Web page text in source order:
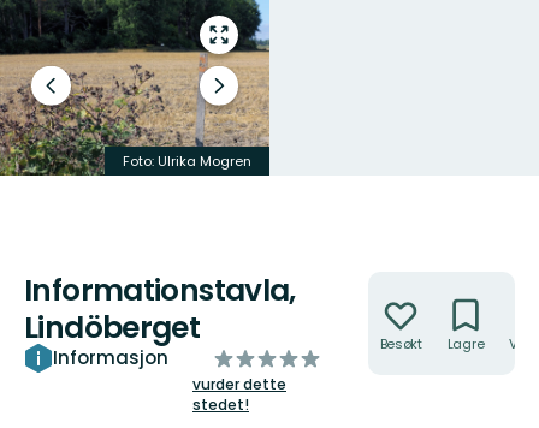
Gå
til
fullskjerm
Forrige
lysbilde
Neste
slide
Foto: Ulrika Mogren
Informationstavla,
Lindöberget
Informasjon
av
5
stjerner
vurder dette
stedet!
Besøkt Lagre